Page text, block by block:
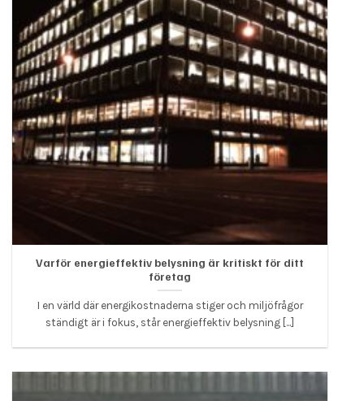
Varför energieffektiv belysning är kritiskt för ditt
företag
I en värld där energikostnaderna stiger och miljöfrågor
ständigt är i fokus, står energieffektiv belysning [...]